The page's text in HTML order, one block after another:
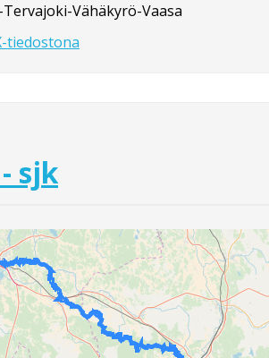
Vähäkyrö-Vaasa
tiedostona
sjk